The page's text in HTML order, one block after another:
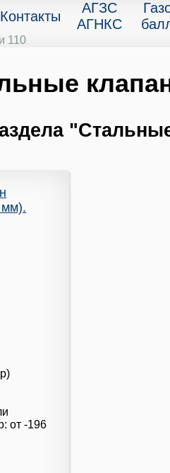
Контакты
АГЗС
АГНКС
110
мм).
от -196